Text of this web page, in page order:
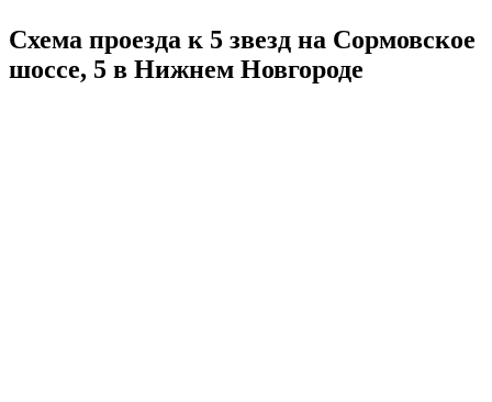
Схема проезда к 5 звезд на Сормовское
шоссе, 5 в Нижнем Новгороде